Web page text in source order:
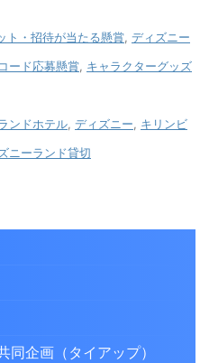
ト・招待が当たる懸賞, ディズニー
ード応募懸賞, キャラクターグッズ
ンドホテル, ディズニー, キリンビ
ニーランド貸切
同企画（タイアップ）